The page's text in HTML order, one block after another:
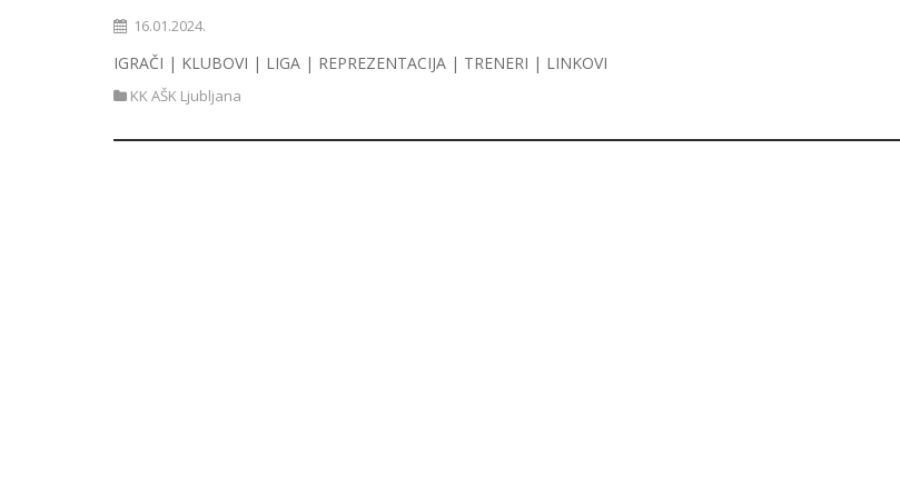
16.01.2024.
IGRAČI | KLUBOVI | LIGA | REPREZENTACIJA | TRENERI | LINKOVI
KK AŠK Ljubljana